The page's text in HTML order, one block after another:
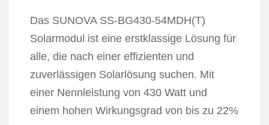
Das SUNOVA SS-BG430-54MDH(T)
Solarmodul ist eine erstklassige Lösung für
alle, die nach einer effizienten und
zuverlässigen Solarlösung suchen. Mit
einer Nennleistung von 430 Watt und
einem hohen Wirkungsgrad von bis zu 22%